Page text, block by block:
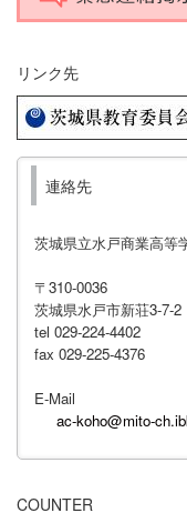
リンク先
連絡先
茨城県立水戸商業高等
〒310-0036
茨城県水戸市新荘3-7-2
tel 029-224-4402
fax 029-225-4376
E-Mail
ac-koho@mito-
COUNTER